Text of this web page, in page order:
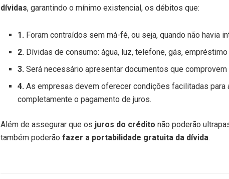
dívidas, garantindo o mínimo existencial, os débitos que:
1. Foram contraídos sem má-fé, ou seja, quando não havia
2. Dívidas de consumo: água, luz, telefone, gás,
3.Será necessário apresentar documentos que
4.As empresas devem oferecer condições facilitadas para
completamente o pagamento de juros.
Além de assegurar que os juros do crédito não poderão
também poderão fazer a portabilidade gratuita da dívida.